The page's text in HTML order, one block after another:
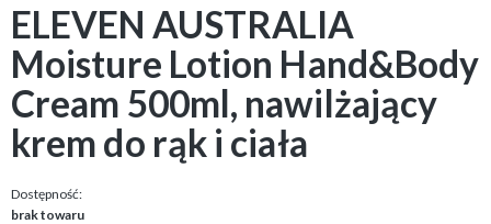
ELEVEN AUSTRALIA
Moisture Lotion Hand&Body
Cream 500ml, nawilżający
krem do rąk i ciała
Dostępność:
brak towaru